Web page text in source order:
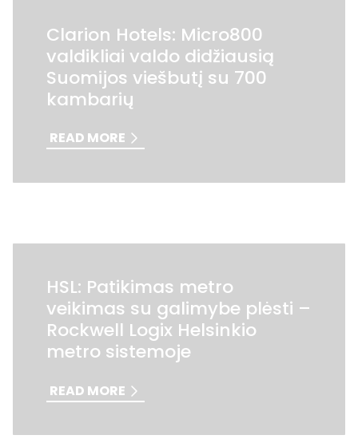
Clarion Hotels: Micro800
valdikliai valdo didžiausią
Suomijos viešbutį su 700
kambarių
READ MORE
HSL: Patikimas metro
veikimas su galimybe plėsti –
Rockwell Logix Helsinkio
metro sistemoje
READ MORE